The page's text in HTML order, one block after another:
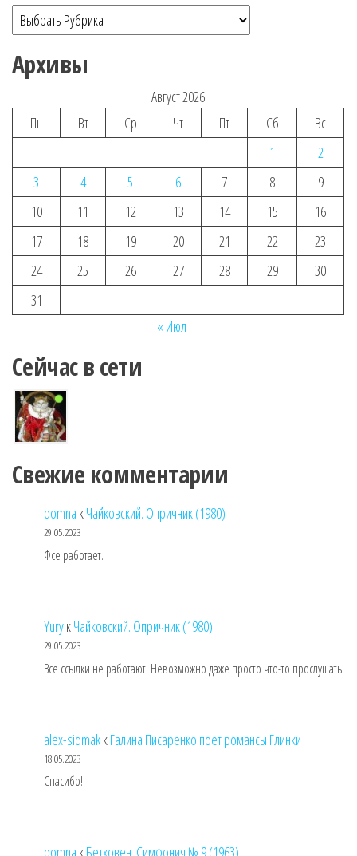
Архивы
Август 2026
Пн
Вт Ср Чт Пт Сб
Вс
1
2
3
4 5 6 7 8
9
10
11 12 13 14 15
16
17
18 19 20 21 22
23
24
25 26 27 28 29
30
31
« Июл
Сейчас в сети
Свежие комментарии
domna кЧайковский. Опричник (1980)
29.05.2023
Фсе работает.
YuryкЧайковский. Опричник (1980)
29.05.2023
Все ссылки не работают. Невозможно даже просто что-то прослушать.
alex-sidmakкГалина Писаренко поет романсы Глинки
18.05.2023
Спасибо!